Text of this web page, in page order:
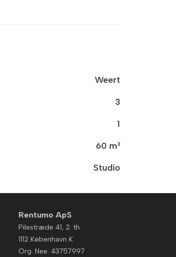
Weert
3
1
60 m²
Studio
Rentumo ApS
Pilestræde 41, 2. th.
1112 København K
Org. Nee. 43757997